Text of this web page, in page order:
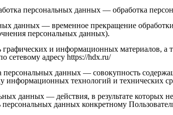
персональных данных — обработка
данных — временное прекращение
персональных данных).
графических и информационных материалов,
сетевому адресу https://hdx.ru/
данных — совокупность
информационных технологий и технических
данных — действия, в результате которых
данных конкретному